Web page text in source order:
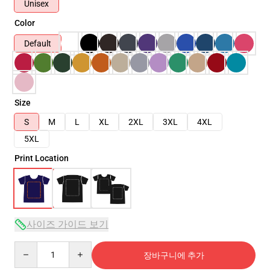
Unisex
Color
Default
Size
S
M L XL 2XL 3XL
4XL
5XL
Print Location
사이즈 가이드 보기
장바구니에 추가